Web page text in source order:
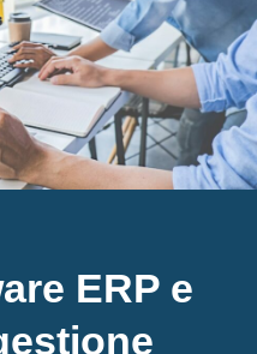
ERP e